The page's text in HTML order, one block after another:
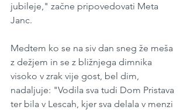
jubileje," začne pripovedovati Meta
Janc.
Medtem ko se na siv dan sneg že meša
z dežjem in se z bližnjega dimnika
visoko v zrak vije gost, bel dim,
nadaljuje: "Vodila sva tudi Dom Pristava
ter bila v Lescah, kjer sva delala v menzi